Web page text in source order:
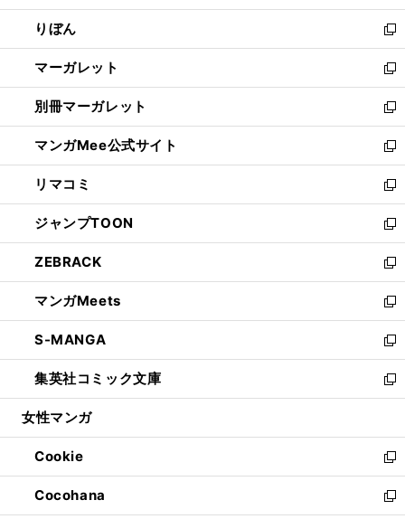
開
く
ウ
で
開
く
ン
ド
ウ
で
開
く
ウ
ィ
ン
ド
ウ
で
開
く
りぼん
新
し
い
ウ
ィ
ン
ド
ウ
で
開
く
マーガレット
新
し
い
ウ
ィ
ン
ド
ウ
で
開
く
別冊マーガレット
新
し
い
ウ
ィ
ン
ド
ウ
で
開
く
マンガMee公式サイト
新
し
い
ウ
ィ
ン
ド
ウ
で
開
く
リマコミ
新
し
い
ウ
ィ
ン
ド
ウ
で
開
く
ジャンプTOON
新
し
い
ウ
ィ
ン
ド
ウ
で
開
ZEBRACK
新
し
い
ウ
ィ
ン
ド
ウ
開
く
マンガMeets
新
し
い
ウ
ィ
ン
ウ
で
開
く
S-MANGA
新
し
い
ウ
ン
ド
ウ
で
開
集英社コミック文庫
新
し
ウ
ィ
ン
ド
ウ
女性マンガ
Cookie
新
し
い
Cocohana
新